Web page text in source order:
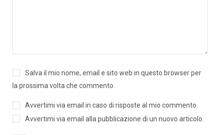
Salva il mio nome, email e sito web in questo browser per
la prossima volta che commento.
Avvertimi via email in caso di risposte al mio commento.
Avvertimi via email alla pubblicazione di un nuovo articolo.